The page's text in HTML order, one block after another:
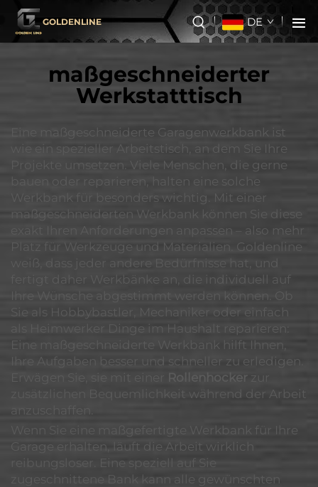
GOLDENLINE DE
maßgeschneiderter
Werkstatttisch
Eine maßgeschneiderte Garagenwerkbank ist
wie ein spezieller Arbeitstisch, an dem Sie Ihre
Projekte umsetzen. Viele Menschen, die gerne
bauen oder reparieren, halten eine solche
Werkbank für besonders wichtig. Mit einer
maßgeschneiderten Werkbank können Sie diese
exakt Ihren Anforderungen anpassen – also mehr
Platz für Werkzeuge und Materialien. Goldenline
weiß, dass jeder andere Bedürfnisse hat, und
fertigt daher Werkbänke an, die individuell auf
Ihre Wünsche abgestimmt werden können. Ob
Sie als Hobbybastler, Mechaniker oder einfach
als Heimwerker Dinge im Haushalt reparieren:
Eine maßgeschneiderte Werkbank hilft Ihnen,
Ihre Aufgaben besser und schneller zu erledigen.
Rollenhocker zur
zusätzlichen Bequemlichkeit während der Arbeit
anzuschaffen.
Wenn Sie eine maßgefertigte Werkbank für Ihre
Garage erhalten, läuft die Arbeit wirklich
reibungsloser. Eine speziell auf Sie
zugeschnittene Bank kann alle gewünschten